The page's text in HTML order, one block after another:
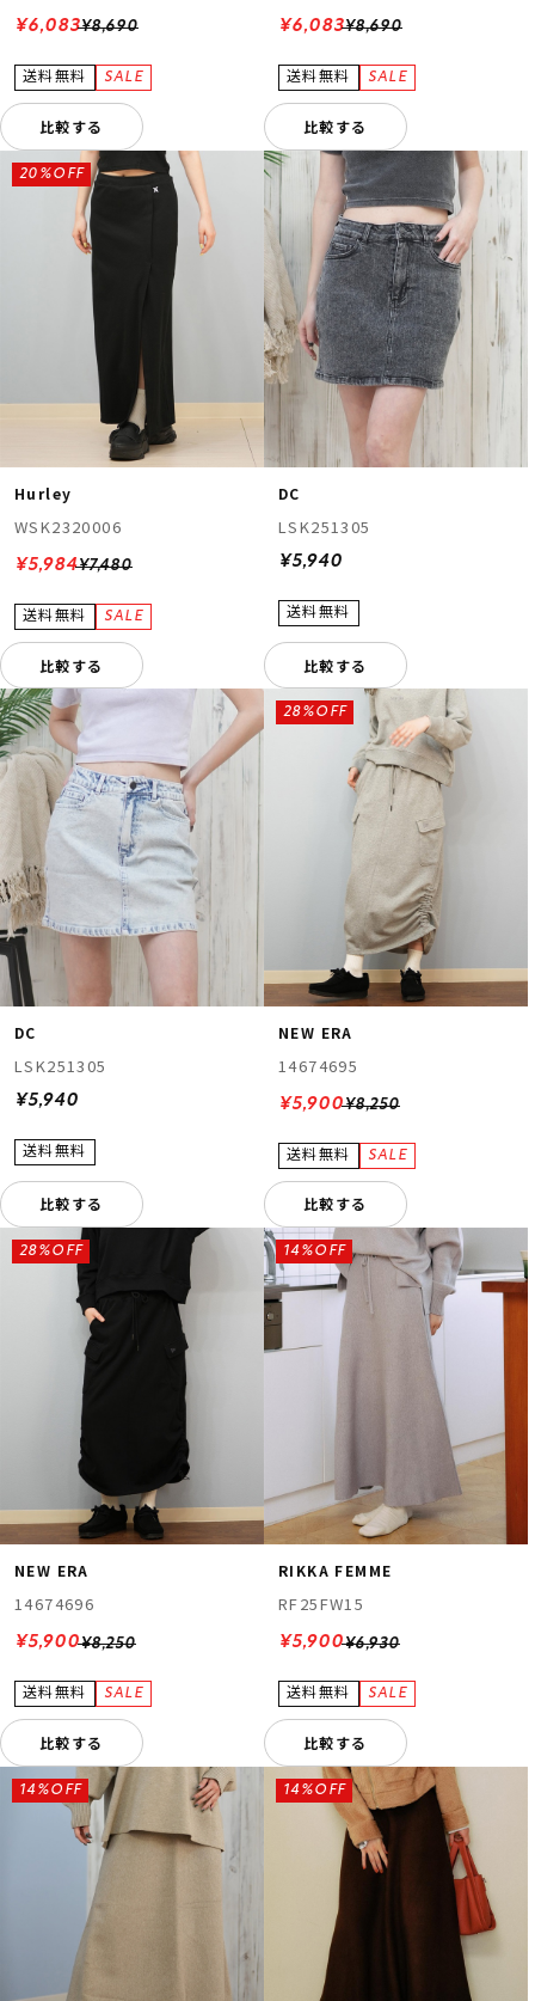
¥8,690
¥6,083
比較する
¥8,690
¥6,083
比較する
Hurley
WSK2320006
¥7,480
20%OFF
¥5,984
比較する
DC
LSK251305
¥5,940
比較する
DC
LSK251305
¥5,940
比較する
NEW ERA
14674695
¥8,250
28%OFF
¥5,900
比較する
NEW ERA
14674696
¥8,250
28%OFF
¥5,900
比較する
RIKKA FEMME
RF25FW15
¥6,930
14%OFF
¥5,900
比較する
14%OFF 14%OFF